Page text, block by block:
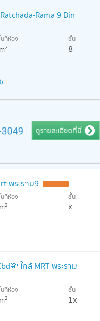
Rama 9 Din
ที่ห้อง
m2
ชั้น
8
พระราม9
ที่ห้อง
m2
ชั้น
x
ใกล้ MRT พระราม
ที่ห้อง
m2
ชั้น
1x